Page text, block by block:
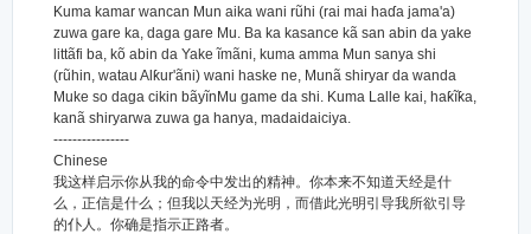
Kuma kamar wancan Mun aika wani rũhi (rai mai haɗa jama'a)
zuwa gare ka, daga gare Mu. Ba ka kasance kã san abin da yake
littãfi ba, kõ abin da Yake ĩmãni, kuma amma Mun sanya shi
(rũhin, watau Alƙur'ãni) wani haske ne, Munã shiryar da wanda
Muke so daga cikin bãyĩnMu game da shi. Kuma Lalle kai, haƙĩƙa,
kanã shiryarwa zuwa ga hanya, madaidaiciya.
----------------
Chinese
我这样启示你从我的命令中发出的精神。你本来不知道天经是什
么，正信是什么；但我以天经为光明，而借此光明引导我所欲引导
的仆人。你确是指示正路者。